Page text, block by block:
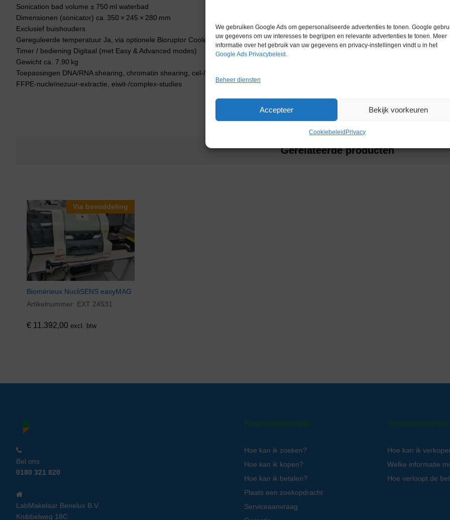
We gebruiken Google Ads om gepersonaliseerde advertenties te tonen. Google
uw gegevens om uw interesses te begrijpen en relevante advertenties te tonen. Meer
informatie over het gebruik van uw gegevens en privacy-instellingen vindt u in het
Google Ads Privacybeleid
Beheer diensten
Accepteer Bekijk voorkeuren
Cookiebeleid Privacy
Sonication bad volume ± 750 ml waterbad
Dimensionen (sonicator) ca. 350 × 245 × 280 mm
Exclusief buishouders
Gereguleerde temperatuur Ja, via optionele Bioruptor Cooler (4 °C doel)
Timer / bediening Digitaal (met Easy & Advanced modes)
Gewicht ca. 7.90 kg
Toepassingen DNA/RNA shearing, chromatin shearing, cel‑/weefseldisruptie,
FFPE‑nucleïnezuur‑extractie, eiwit‑/complex‑studies
Gerelateerde producten
Via bemiddeling
Biomérieux NucliSENS easyMAG
Artikelnummer: EXT 24531
€ 11.392,00 excl. btw
Bel ons
0180 321 820
LabMakelaar Benelux B.V.
Knibbelweg 18C
Kopersinformatie
Hoe kan ik zoeken?
Hoe kan ik kopen?
Hoe kan ik betalen?
Plaats een zoekopdracht
Serviceaanvraag
Hoe kan ik
Welke informatie
Hoe verloopt de